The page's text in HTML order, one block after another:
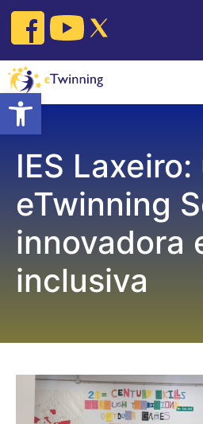
Open toolbar
Skip
content
IES Laxeiro:
eTwinning
innovadora
inclusiva